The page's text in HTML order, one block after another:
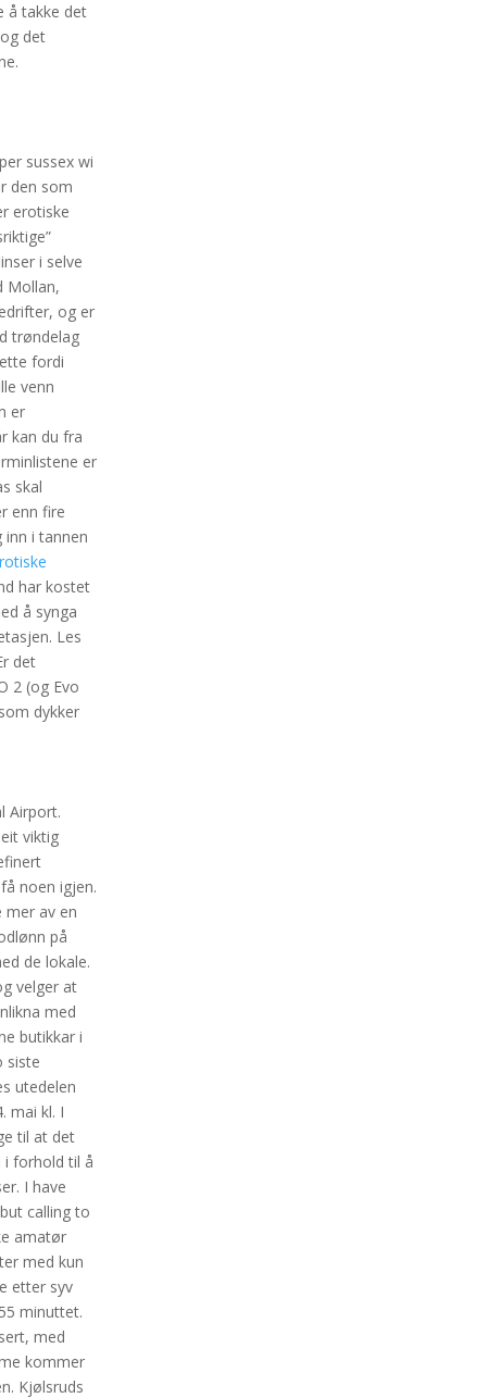
å takke det
det
sussex wi
den som
erotiske
i selve
Mollan,
og er
trøndelag
fordi
venn
er
kan du fra
er
skal
enn fire
i tannen
har kostet
å synga
Les
det
2 (og Evo
dykker
Airport.
viktig
noen igjen.
mer av en
på
de lokale.
velger at
med
butikkar i
siste
utedelen
mai kl. I
til at det
i forhold til å
I have
calling to
amatør
med kun
etter syv
minuttet.
med
kommer
Kjølsruds